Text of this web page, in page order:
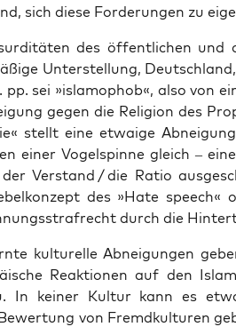
sich die­se For­de­run­gen zu
des öffent­li­chen und
Unter­stel­lung,
pp. sei »isla­mo­phob«, also von
gegen die Reli­gi­on des
stellt eine etwa­ige
einer Vogel­spin­ne gleich –
Ver­stand / die Ratio
des »Hate speech«
durch die
kul­tu­rel­le Abnei­gun­gen
Reak­tio­nen auf den
In kei­ner Kul­tur kann es
von Fremd­kul­tu­ren